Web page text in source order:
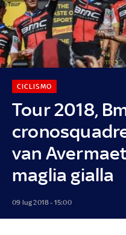
Tour 2018,
van
maglia gialla
CICLISMO
09 lug 2018 - 15:00